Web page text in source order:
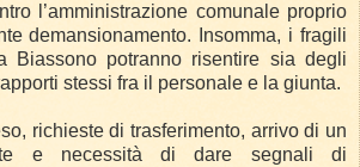
l’amministrazione comunale proprio
demansionamento. Insomma, i fragili
Biassono potranno risentire sia degli
stessi fra il personale e la giunta.
richieste di trasferimento, arrivo di un
e necessità di dare segnali di